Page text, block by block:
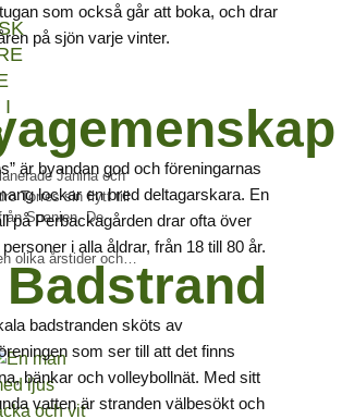
I
Janina och
Torres sin flytt till
Spanien. De
olika årstider och…
som också går att boka, och drar
på sjön varje vinter.
är byandan god och föreningarnas
lockar en bred deltagarskara. En
på Perbackagården drar ofta över
i alla åldrar, från 18 till 80 år.
badstranden sköts av
som ser till att det finns
bänkar och volleybollnät. Med sitt
vatten är stranden välbesökt och